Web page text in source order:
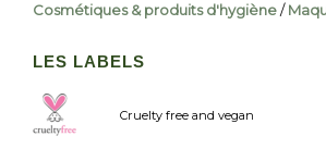
Cosmétiques & produits d'hygiène/
LES LABELS
Cruelty free and vegan